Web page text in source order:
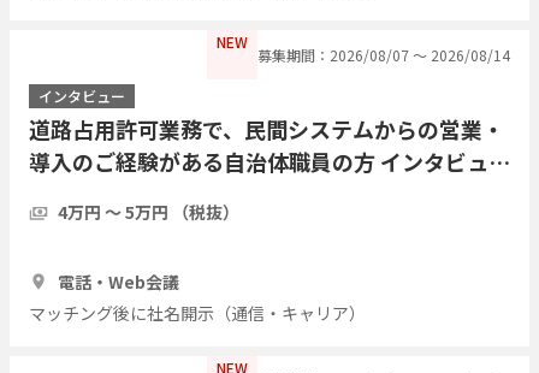
NEW
募集期間：2026/08/07 〜 2026/08/14
インタビュー
道路占用許可業務で、民間システムからの営業・
導入のご経験がある自治体職員の方 インタビュー
4万円 〜 5万円 （税抜）
電話・Web会議
マッチング後に社名開示（通信・キャリア）
NEW